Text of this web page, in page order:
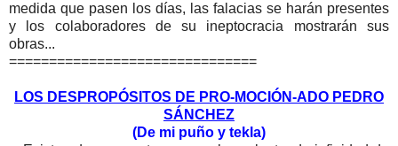
medida que pasen los días, las falacias se harán presentes
y los colaboradores de su ineptocracia mostrarán sus
obras...
===============================
LOS DESPROPÓSITOS DE PRO-MOCIÓN-ADO PEDRO
SÁNCHEZ
(De mi puño y tekla)